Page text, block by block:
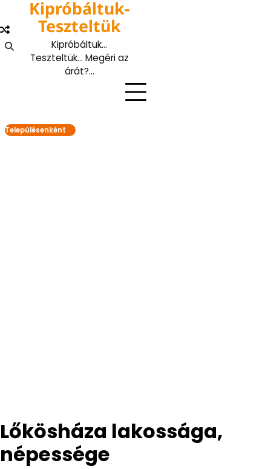
content
Kipróbáltuk-
Teszteltük
Kipróbáltuk…
Teszteltük… Megéri az
árát?…
Településenként
Lőkösháza lakossága,
népessége